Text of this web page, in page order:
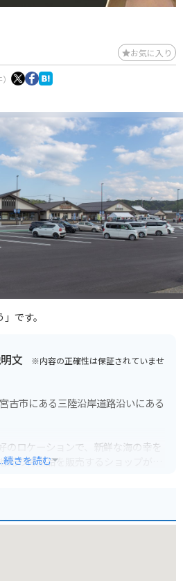
お気に入り
です。
文 ※内容の正確性は保証されていませ
古市にある三陸沿岸道路沿いにある
のロケーションで、新鮮な海の幸を
元の特産品を販売するショップが人
洋を眺めながらのツーリングが楽し
とした駐車場と休憩スペースが完備
続きを読む